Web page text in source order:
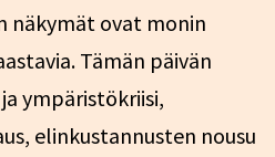
näkymät ovat monin
Tämän päivän
ympäristökriisi,
elinkustannusten nousu